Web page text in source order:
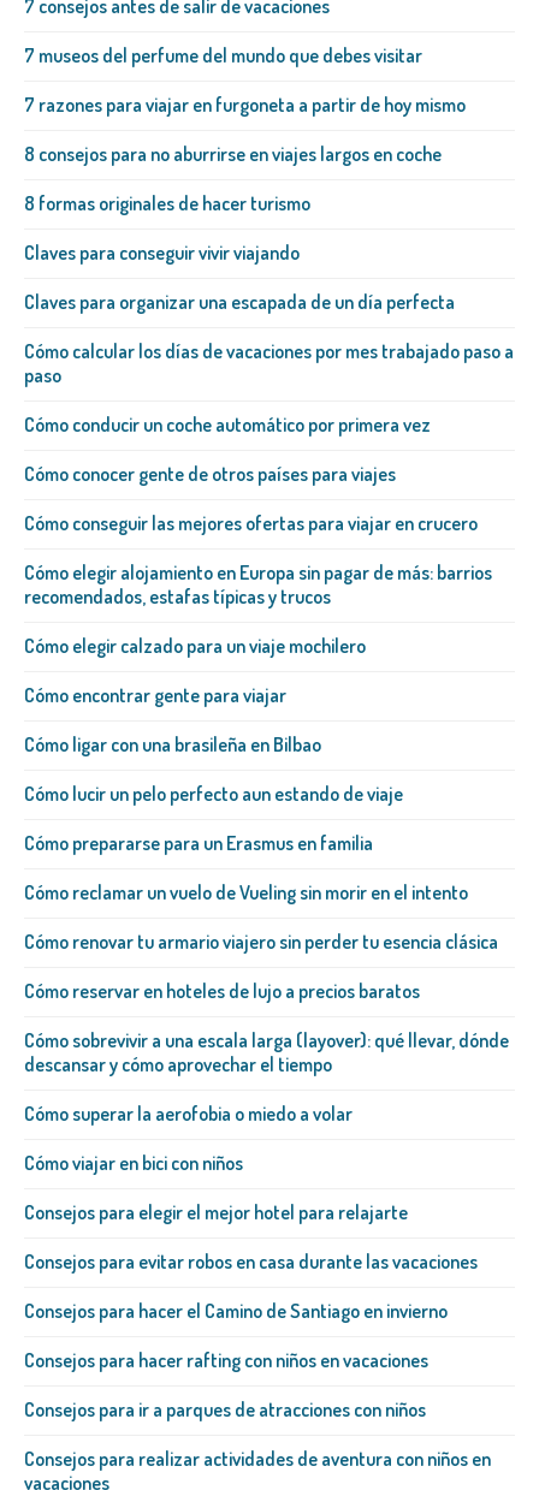
7 consejos antes de salir de vacaciones
7 museos del perfume del mundo que debes visitar
7 razones para viajar en furgoneta a partir de hoy mismo
8 consejos para no aburrirse en viajes largos en coche
8 formas originales de hacer turismo
Claves para conseguir vivir viajando
Claves para organizar una escapada de un día perfecta
Cómo calcular los días de vacaciones por mes trabajado paso a
paso
Cómo conducir un coche automático por primera vez
Cómo conocer gente de otros países para viajes
Cómo conseguir las mejores ofertas para viajar en crucero
Cómo elegir alojamiento en Europa sin pagar de más: barrios
recomendados, estafas típicas y trucos
Cómo elegir calzado para un viaje mochilero
Cómo encontrar gente para viajar
Cómo ligar con una brasileña​ en Bilbao
Cómo lucir un pelo perfecto aun estando de viaje
Cómo prepararse para un Erasmus en familia
Cómo reclamar un vuelo de Vueling sin morir en el intento
Cómo renovar tu armario viajero sin perder tu esencia clásica
Cómo reservar en hoteles de lujo a precios baratos
Cómo sobrevivir a una escala larga (layover): qué llevar, dónde
descansar y cómo aprovechar el tiempo
Cómo superar la aerofobia o miedo a volar
Cómo viajar en bici con niños
Consejos para elegir el mejor hotel para relajarte
Consejos para evitar robos en casa durante las vacaciones
Consejos para hacer el Camino de Santiago en invierno
Consejos para hacer rafting con niños en vacaciones
Consejos para ir a parques de atracciones con niños
Consejos para realizar actividades de aventura con niños en
vacaciones